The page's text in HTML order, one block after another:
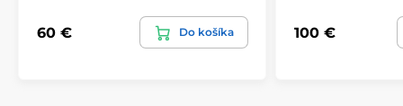
60 € Do košíka 100 €